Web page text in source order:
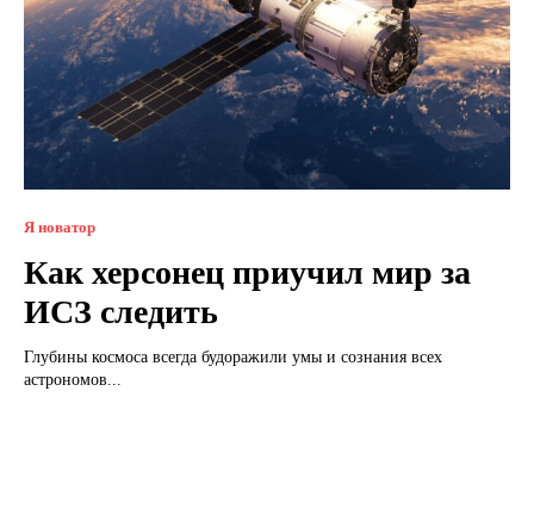
Я новатор
Как херсонец приучил мир за
ИСЗ следить
Глубины космоса всегда будоражили умы и сознания всех
астрономов...